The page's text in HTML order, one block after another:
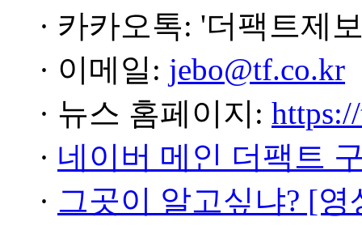
· 카카오톡: '더팩트제
· 이메일: jebo@tf.co.kr
· 뉴스 홈페이지:
· 네이버 메인 더팩트
· 그곳이 알고싶냐? [